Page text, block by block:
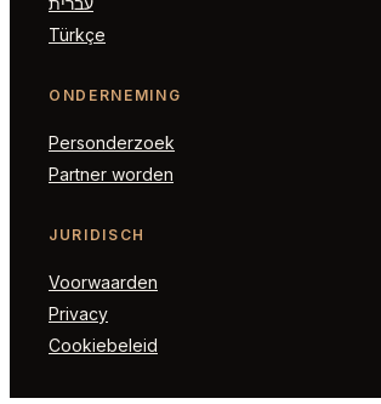
Türkçe
ONDERNEMING
Personderzoek
Partner worden
JURIDISCH
Voorwaarden
Privacy
Cookiebeleid